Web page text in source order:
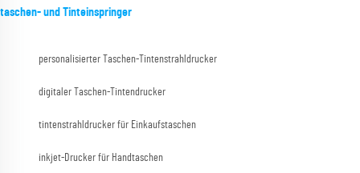
taschen- und Tinteinspringer
personalisierter Taschen-Tintenstrahldrucker
digitaler Taschen-Tintendrucker
tintenstrahldrucker für Einkaufstaschen
inkjet-Drucker für Handtaschen